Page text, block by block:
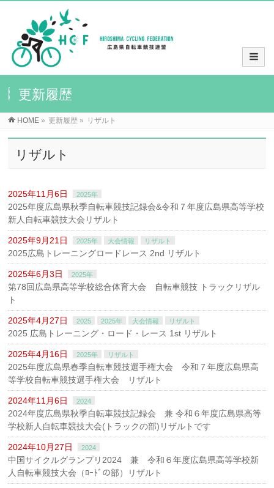
更新履歴
HOME » 更新履歴 » リザルト
リザルト
2025年11月6日 2025年
2025年度広島県秋季自転車競技記録会&令和７年度広島県高等学校
新人自転車競技大会リザルト
2025年9月21日 2025年 大会情報 リザルト
2025広島トレーニングロードレース 2nd リザルト
2025年6月3日 2025年
第78回広島県高等学校総合体育大会 自転車競技 トラックリザル
ト
2025年4月27日 2025 2025年 大会情報 リザルト
2025 広島トレーニング・ロード・レース 1st リザルト
2025年4月16日 2025年 リザルト
2025年度広島県春季自転車競技選手権大会 令和７年度広島県高
等学校自転車競技選手権大会 リザルト
2024年11月6日 2024
2024年度広島県秋季自転車競技記録会 兼 令和６年度広島県高等
学校新人自転車競技大会(トラックの部)リザルトです
2024年10月27日 2024
中国サイクルグランプリ2024 兼 令和６年度広島県高等学校新
人自転車競技大会（ﾛｰﾄﾞの部）リザルト